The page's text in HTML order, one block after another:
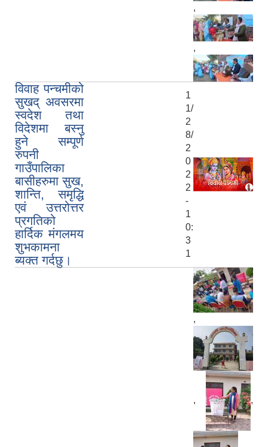
,
,
विवाह पन्चमीको
सुखद् अवसरमा
स्वदेश तथा
विदेशमा बस्नु
हुने सम्पूर्ण
रुपनी
गाउँपालिका
बासीहरुमा सुख,
शान्ति, समृद्धि
एवं उत्तरोत्तर
प्रगतिको
हार्दिक मंगलमय
शुभकामना
ब्यक्त गर्दछु।
1
1/
2
8/
2
0
2
2
-
1
0:
3
1
,
, ,